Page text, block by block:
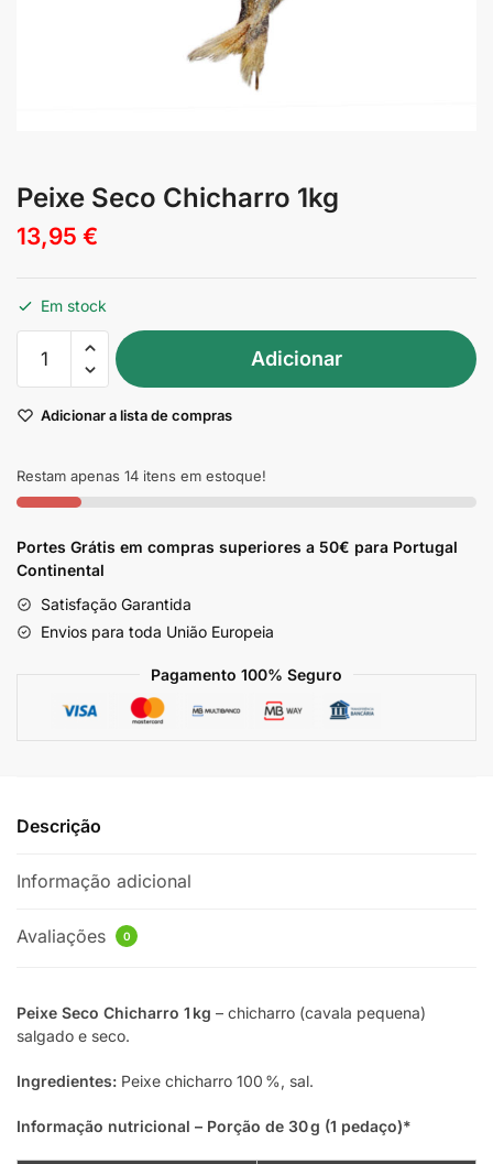
Peixe Seco Chicharro 1kg
13,95 €
Em stock
Quantidade
Seco
1kg
Adicionar
Adicionar a lista de compras
Restam apenas 14 itens em estoque!
Portes Grátis em compras superiores a 50€ para Portugal
Continental
Satisfação Garantida
Envios para toda União Europeia
Pagamento 100% Seguro
Descrição
Informação adicional
Avaliações 0
Peixe Seco Chicharro 1 kg – chicharro (cavala pequena)
salgado e seco.
Ingredientes: Peixe chicharro 100 %, sal.
Informação nutricional – Porção de 30 g (1 pedaço)*